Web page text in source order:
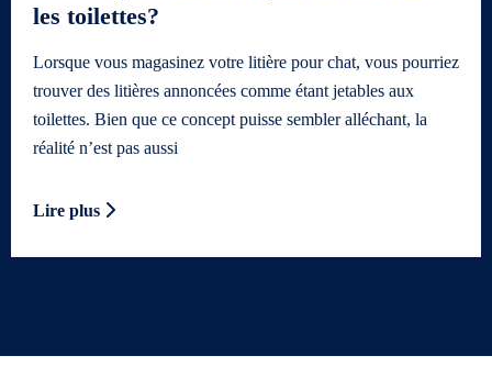
les toilettes?
Lorsque vous magasinez votre litière pour chat, vous pourriez
trouver des litières annoncées comme étant jetables aux
toilettes. Bien que ce concept puisse sembler alléchant, la
réalité n’est pas aussi
Lire plus